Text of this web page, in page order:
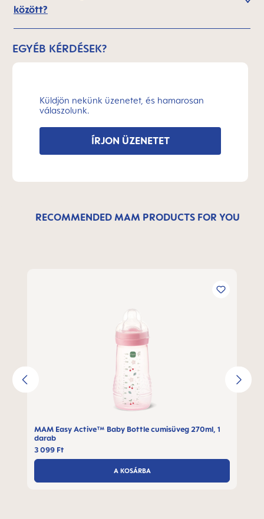
között?
EGYÉB KÉRDÉSEK?
Küldjön nekünk üzenetet, és hamarosan
válaszolunk.
ÍRJON ÜZENETET
RECOMMENDED MAM PRODUCTS FOR YOU
MAM Easy Active™ Baby Bottle cumisüveg 270ml, 1
darab
3 099 Ft
A KOSÁRBA